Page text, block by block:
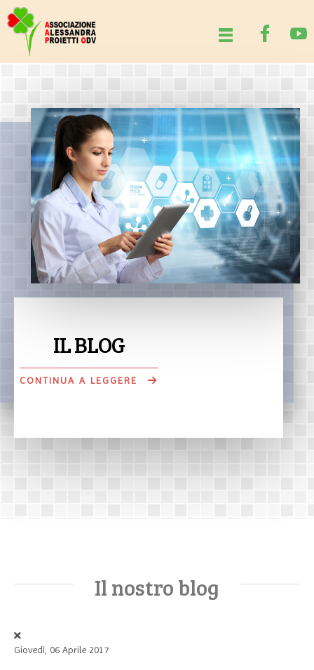
IL BLOG
CONTINUA A LEGGERE
Il nostro blog
Giovedì, 06 Aprile 2017